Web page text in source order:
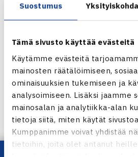
Suostumus
Tämä sivusto käyttää evästeitä
Käytämme evästeitä
mainosten räätälöimiseen,
ominaisuuksien tukemiseen ja
analysoimiseen. Lisäksi jaamme
mainosalan ja analytiikka-alan
tietoja siitä, miten käytät
Kumppanimme voivat yhdistää
tietoihin, joita olet antanut
annetaan pyydettäessä
elmo.viljanen@tennis.fi
Uutta Ässässä on myös pelaajien
vuodesta 2000 asti. Kun
200 000 kpl, joukkoon mahtuu
virheitä ottelutiedoissa ja pisteissä
pelaajanumeroiden takia.
virheistä ilmoitettavan osoitteeseen